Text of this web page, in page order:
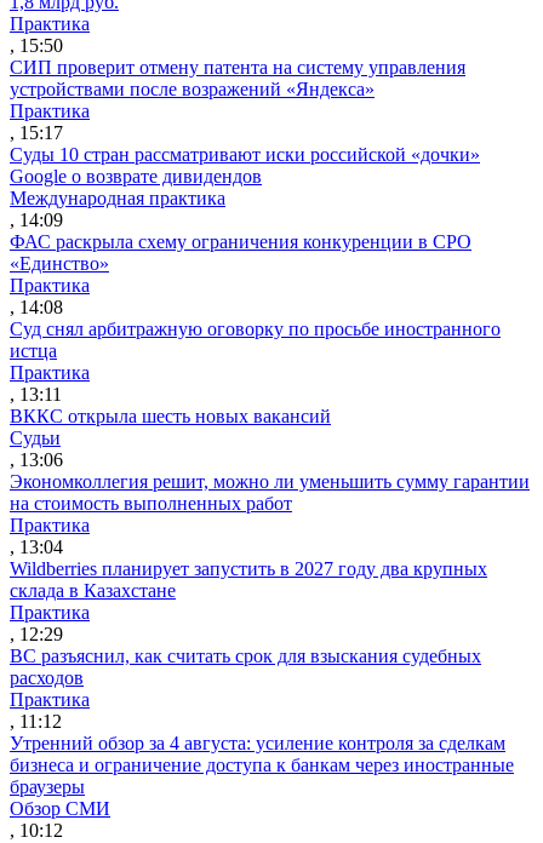
Практика
, 15:50
СИП проверит отмену патента на систему управления
устройствами после возражений «Яндекса»
Практика
, 15:17
Суды 10 стран рассматривают иски российской «дочки»
Google о возврате дивидендов
Международная практика
, 14:09
ФАС раскрыла схему ограничения конкуренции в СРО
«Единство»
Практика
, 14:08
Суд снял арбитражную оговорку по просьбе иностранного
истца
Практика
, 13:11
ВККС открыла шесть новых вакансий
Судьи
, 13:06
Экономколлегия решит, можно ли уменьшить сумму гарантии
на стоимость выполненных работ
Практика
, 13:04
Wildberries планирует запустить в 2027 году два крупных
склада в Казахстане
Практика
, 12:29
ВС разъяснил, как считать срок для взыскания судебных
расходов
Практика
, 11:12
Утренний обзор за 4 августа: усиление контроля за сделкам
бизнеса и ограничение доступа к банкам через иностранные
браузеры
Обзор СМИ
, 10:12